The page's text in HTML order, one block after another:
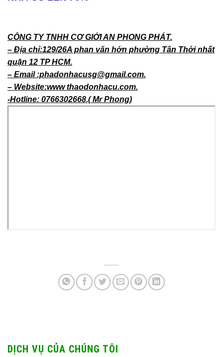
CÔNG TY TNHH CƠ GIỚI AN PHONG PHÁT.
– Địa chỉ:129/26A phan văn hớn phường Tân Thới nhất
quận 12 TP HCM.
– Email :phadonhacusg@gmail.com.
– Website:www thaodonhacu.com.
-Hotline: 0766302668.( Mr Phong)
DỊCH VỤ CỦA CHÚNG TÔI